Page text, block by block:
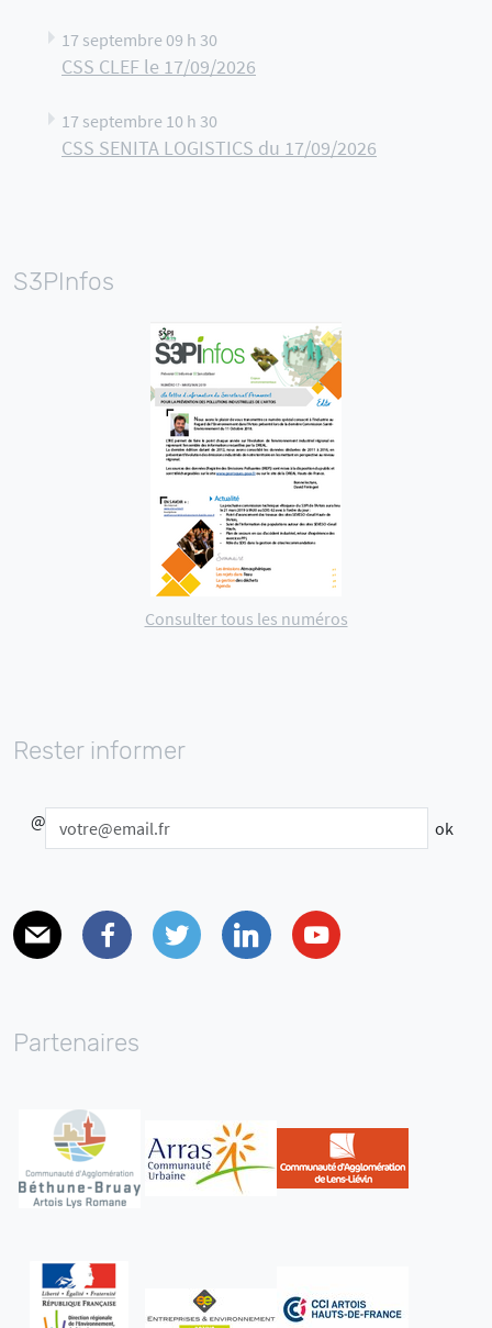
17 septembre 09 h 30
CSS CLEF le 17/09/2026
17 septembre 10 h 30
CSS SENITA LOGISTICS du 17/09/2026
S3PInfos
Consulter tous les numéros
Rester informer
@
Partenaires